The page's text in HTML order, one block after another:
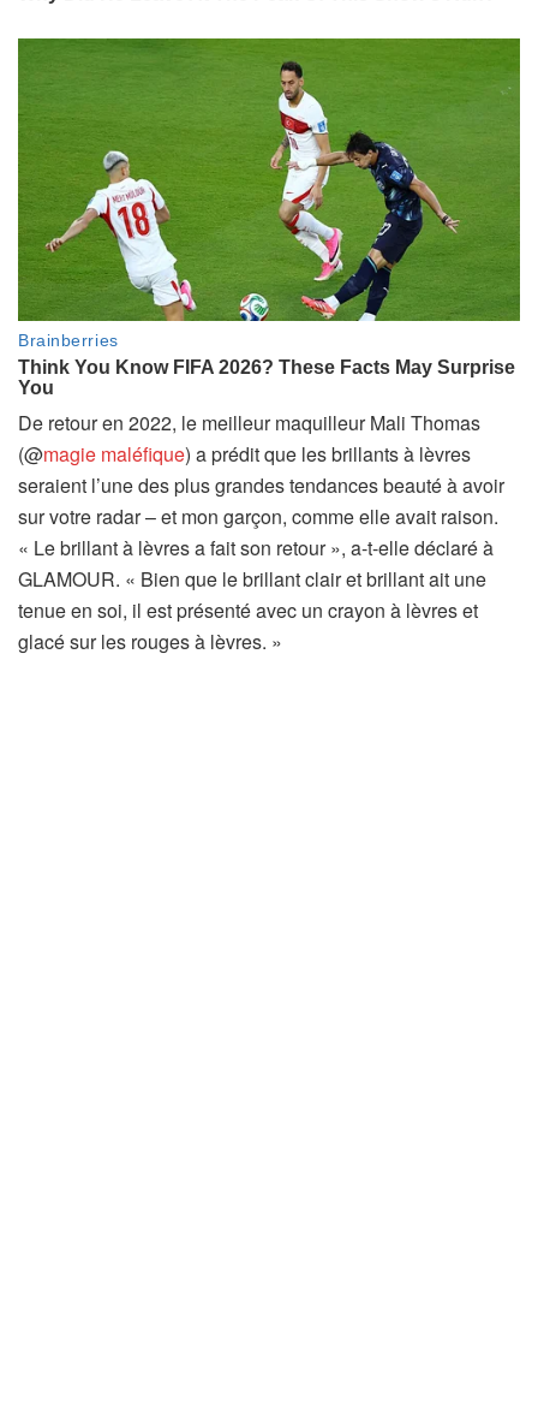
De retour en 2022, le meilleur maquilleur Mali Thomas
(@magie maléfique) a prédit que les brillants à lèvres
seraient l’une des plus grandes tendances beauté à avoir
sur votre radar – et mon garçon, comme elle avait raison.
« Le brillant à lèvres a fait son retour », a-t-elle déclaré à
GLAMOUR. « Bien que le brillant clair et brillant ait une
tenue en soi, il est présenté avec un crayon à lèvres et
glacé sur les rouges à lèvres. »